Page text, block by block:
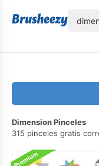
Dimension Pinceles
315 pinceles gratis